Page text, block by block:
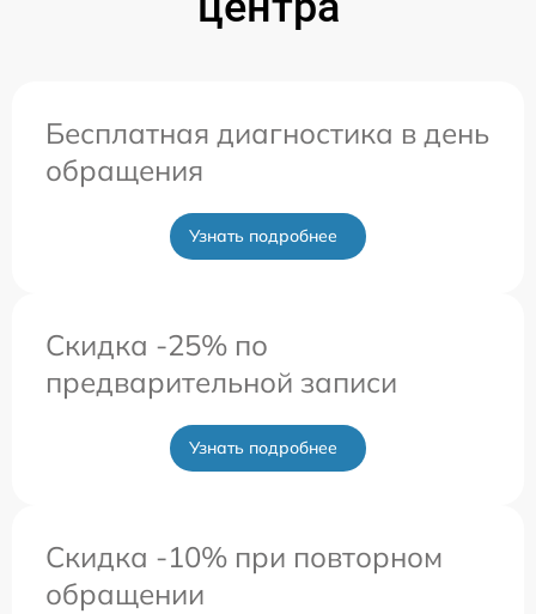
Бесплатная диагностика в день
обращения
Узнать подробнее
Скидка -25% по
предварительной записи
Узнать подробнее
Скидка -10% при повторном
обращении